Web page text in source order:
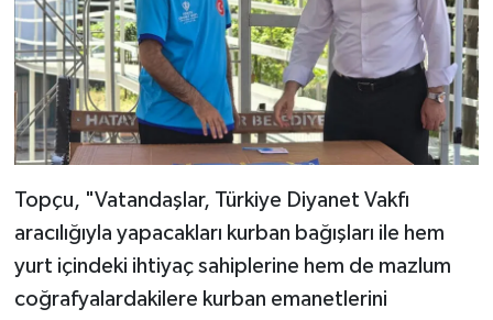
Topçu, "Vatandaşlar, Türkiye Diyanet Vakfı
aracılığıyla yapacakları kurban bağışları ile hem
yurt içindeki ihtiyaç sahiplerine hem de mazlum
coğrafyalardakilere kurban emanetlerini
Elazığ Müftülüğü
Erzincan Müftülüğü
Erzurum Müftülüğü
Gaziantep Müftülüğü
Giresun Müftülüğü